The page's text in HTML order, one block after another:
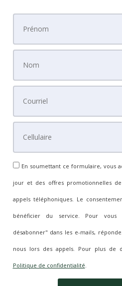
En soumettant ce formulaire, vous
jour et des offres promotionnelles
appels téléphoniques. Le
bénéficier du service. Pour vous
désabonner" dans les e-mails,
nous lors des appels. Pour plus de
Politique de confidentialité.